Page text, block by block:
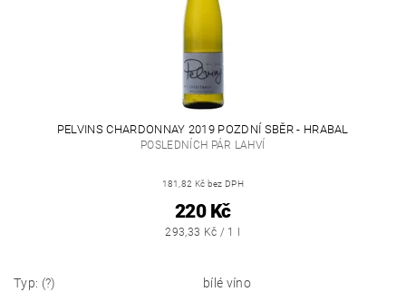
PELVINS CHARDONNAY 2019 POZDNÍ SBĚR - HRABAL
POSLEDNÍCH PÁR LAHVÍ
181,82 Kč bez DPH
220 Kč
293,33 Kč / 1 l
Typ: (?)
bílé víno